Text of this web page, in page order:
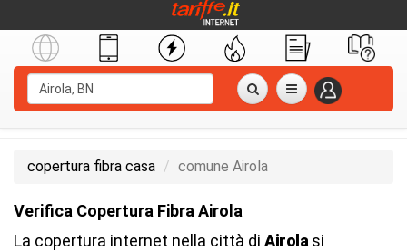
copertura fibra casa comune Airola
Verifica Copertura Fibra Airola
La copertura internet nella città di Airola si